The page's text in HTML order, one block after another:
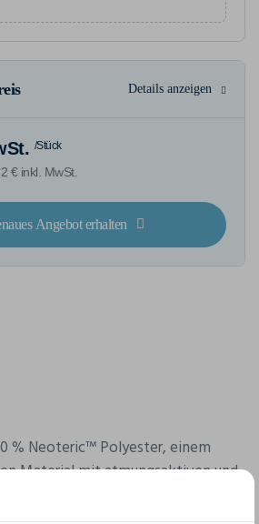
Details anzeigen
/Stück
€ inkl. MwSt.
Angebot erhalten
% Neoteric™ Polyester, einem
Material mit atmungsaktiven und
Eigenschaften. Sportliche
Nackenband an Hals.